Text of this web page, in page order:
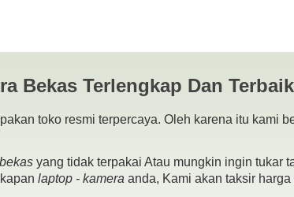
Bekas Terlengkap Dan
toko resmi terpercaya. Oleh karena itu kami
yang tidak terpakai Atau mungkin ingin tukar
laptop - kamera anda, Kami akan taksir